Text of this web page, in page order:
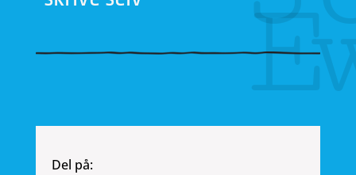
Del på: